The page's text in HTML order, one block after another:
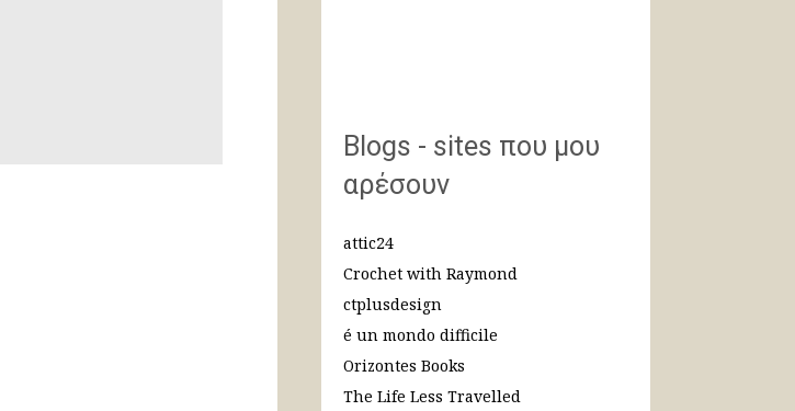
Blogs - sites που μου
αρέσουν
attic24
Crochet with Raymond
ctplusdesign
é un mondo difficile
Orizontes Books
The Life Less Travelled